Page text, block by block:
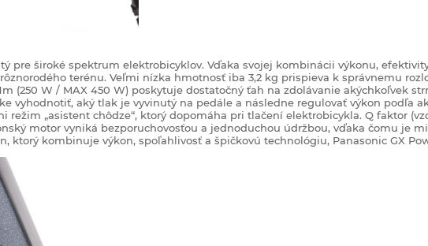
pre široké spektrum elektrobicyklov. Vďaka svojej kombinácii výkonu,
terénu. Veľmi nízka hmotnosť iba 3,2 kg prispieva k správnemu
(250 W / MAX 450 W) poskytuje dostatočný ťah na zdolávanie akýchkoľvek
vyhodnotiť, aký tlak je vyvinutý na pedále a následne regulovať výkon podľa
režim „asistent chôdze“, ktorý dopomáha pri tlačení elektrobicykla. Q faktor
motor vyniká bezporuchovosťou a jednoduchou údržbou, vďaka čomu je
ktorý kombinuje výkon, spoľahlivosť a špičkovú technológiu, Panasonic GX